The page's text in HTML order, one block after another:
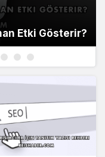
Etki Gösterir?